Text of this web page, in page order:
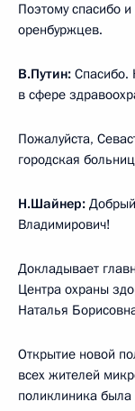
Поэтому спасибо
оренбуржцев.
В.Путин: Спасибо.
в сфере
Пожалуйста,
городская
Н.Шайнер:
Владимирович!
Докладывает
Центра охраны
Наталья
Открытие новой
всех жителей
поликлиника